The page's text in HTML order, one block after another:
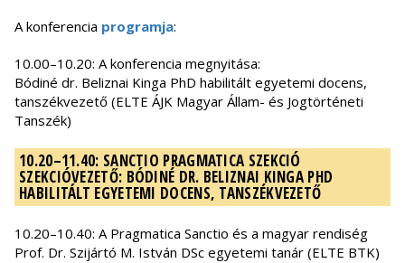
A konferencia programja:
10.00–10.20: A konferencia megnyitása:
Bódiné dr. Beliznai Kinga PhD habilitált egyetemi docens,
tanszékvezető (ELTE ÁJK Magyar Állam- és Jogtörténeti
Tanszék)
10.20–11.40: SANCTIO PRAGMATICA SZEKCIÓ
SZEKCIÓVEZETŐ: BÓDINÉ DR. BELIZNAI KINGA PHD
HABILITÁLT EGYETEMI DOCENS, TANSZÉKVEZETŐ
10.20–10.40: A Pragmatica Sanctio és a magyar rendiség
Prof. Dr. Szijártó M. István DSc egyetemi tanár (ELTE BTK)